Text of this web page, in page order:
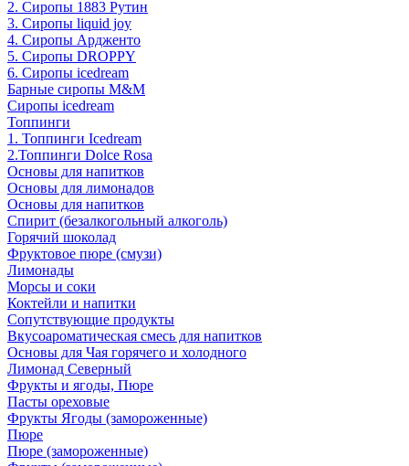
2. Сиропы 1883 Рутин
3. Cиропы liquid joy
4. Cиропы Ардженто
5. Сиропы DROPPY
6. Сиропы icedream
Барные сиропы M&M
Сиропы icedream
Топпинги
1. Топпинги Icedream
2.Топпинги Dolce Rosa
Основы для напитков
Основы для лимонадов
Основы для напитков
Спирит (безалкогольный алкоголь)
Горячий шоколад
Фруктовое пюре (смузи)
Лимонады
Морсы и соки
Коктейли и напитки
Сопутствующие продукты
Вкусоароматическая смесь для напитков
Основы для Чая горячего и холодного
Лимонад Северный
Фрукты и ягоды, Пюре
Пасты ореховые
Фрукты Ягоды (замороженные)
Пюре
Пюре (замороженные)